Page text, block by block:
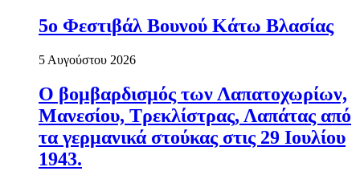
5ο Φεστιβάλ Βουνού Κάτω Βλασίας
5 Αυγούστου 2026
Ο βομβαρδισμός των Λαπατοχωρίων,
Μανεσίου, Τρεκλίστρας, Λαπάτας από
τα γερμανικά στούκας στις 29 Ιουλίου
1943.